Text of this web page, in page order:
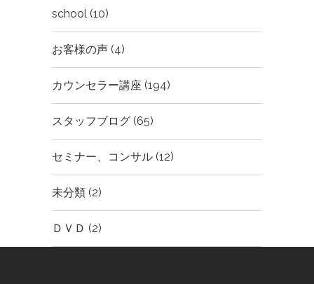
school (10)
お客様の声 (4)
カウンセラー講座 (194)
スタッフブログ (65)
セミナー、コンサル (12)
未分類 (2)
ＤＶＤ (2)